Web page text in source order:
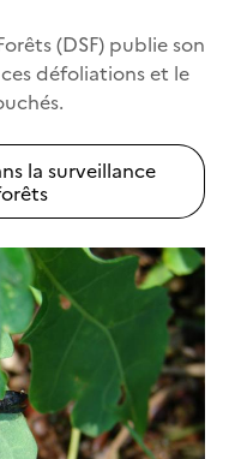
(DSF) publie son
défoliations et le
la surveillance